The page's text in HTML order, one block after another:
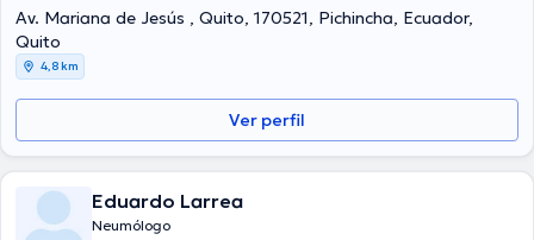
formación continua en su campo de especialización y ha publicado
diferentes artículos.
Av. Mariana de Jesús , Quito, 170521, Pichincha, Ecuador,
Quito
4,8 km
Ver perfil
Eduardo Larrea
Neumólogo